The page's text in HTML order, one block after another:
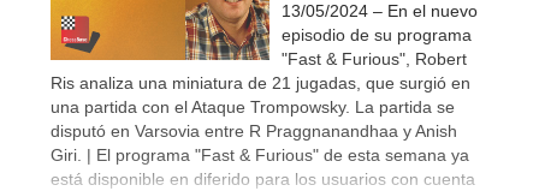
13/05/2024 – En el nuevo
episodio de su programa
"Fast & Furious", Robert
Ris analiza una miniatura de 21 jugadas, que surgió en
una partida con el Ataque Trompowsky. La partida se
disputó en Varsovia entre R Praggnanandhaa y Anish
Giri. | El programa "Fast & Furious" de esta semana ya
está disponible en diferido para los usuarios con cuenta